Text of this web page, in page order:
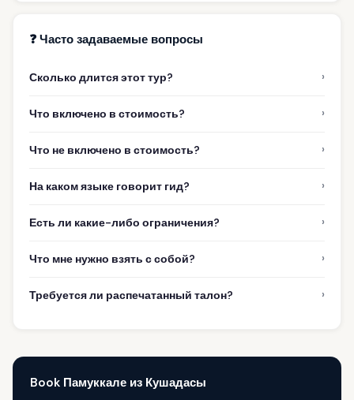
❓ Часто задаваемые вопросы
Сколько длится этот тур? ›
Что включено в стоимость? ›
Что не включено в стоимость? ›
На каком языке говорит гид? ›
Есть ли какие-либо ограничения? ›
Что мне нужно взять с собой? ›
Требуется ли распечатанный талон? ›
Book Памуккале из Кушадасы